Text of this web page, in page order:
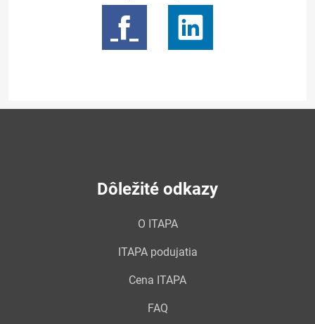
Dôležité odkazy
O ITAPA
ITAPA podujatia
Cena ITAPA
FAQ